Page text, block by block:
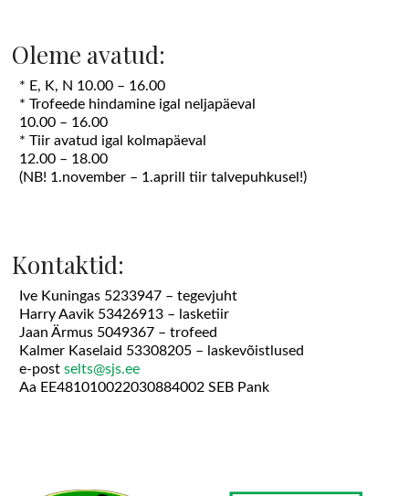
Oleme avatud:
* E, K, N 10.00 – 16.00
* Trofeede hindamine igal neljapäeval
10.00 – 16.00
* Tiir avatud igal kolmapäeval
12.00 – 18.00
(NB! 1.november – 1.aprill tiir talvepuhkusel!)
Kontaktid:
Ive Kuningas 5233947 – tegevjuht
Harry Aavik 53426913 – lasketiir
Jaan Ärmus 5049367 – trofeed
Kalmer Kaselaid 53308205 – laskevõistlused
e-postselts@sjs.ee
Aa EE481010022030884002 SEB Pank